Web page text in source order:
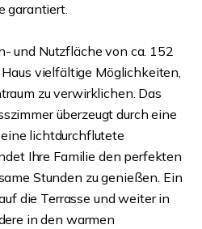
garantiert.
und Nutzfläche von ca. 152
vielfältige Möglichkeiten,
zu verwirklichen. Das
überzeugt durch eine
lichtdurchflutete
Ihre Familie den perfekten
Stunden zu genießen. Ein
die Terrasse und weiter in
in den warmen